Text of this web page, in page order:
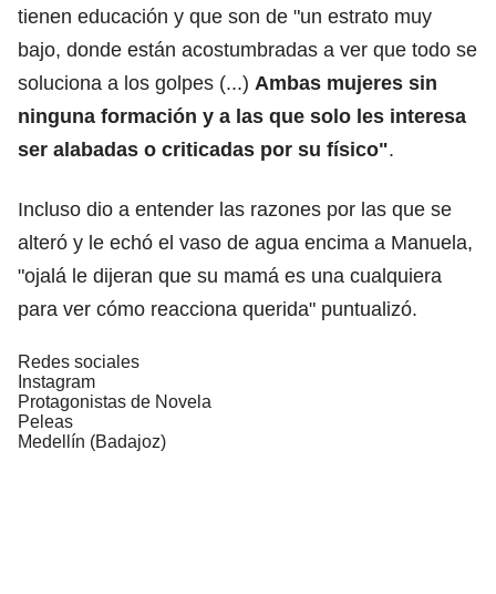
tienen educación y que son de "un estrato muy
bajo, donde están acostumbradas a ver que todo se
soluciona a los golpes (...) Ambas mujeres sin
ninguna formación y a las que solo les interesa
ser alabadas o criticadas por su físico".
Incluso dio a entender las razones por las que se
alteró y le echó el vaso de agua encima a Manuela,
"ojalá le dijeran que su mamá es una cualquiera
para ver cómo reacciona querida" puntualizó.
Redes sociales
Instagram
Protagonistas de Novela
Peleas
Medellín (Badajoz)